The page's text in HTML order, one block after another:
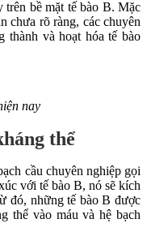
bề mặt tế bào B. Mặc
chưa rõ ràng, các chuyên
thành và hoạt hóa tế bào
nay
thể
cầu chuyên nghiệp gọi
với tế bào B, nó sẽ kích
đó, những tế bào B được
thể vào máu và hệ bạch